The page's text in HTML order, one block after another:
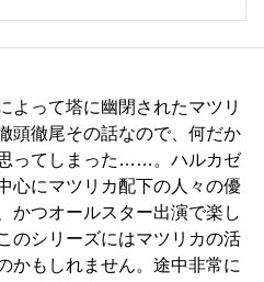
よって塔に幽閉されたマツリ
頭徹尾その話なので、何だか
ってしまった……。ハルカゼ
心にマツリカ配下の人々の優
かつオールスター出演で楽し
のシリーズにはマツリカの活
かもしれません。途中非常に